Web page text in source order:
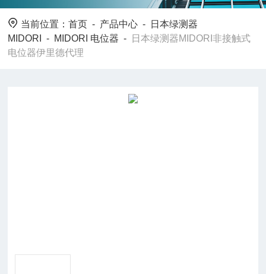
当前位置：首页 - 产品中心 -
日本绿测器
MIDORI
- MIDORI 电位器 -
日本绿测器MIDORI非接触式
电位器伊里德代理